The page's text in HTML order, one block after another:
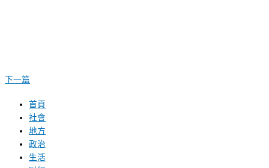
下一篇
首頁
社會
地方
政治
生活